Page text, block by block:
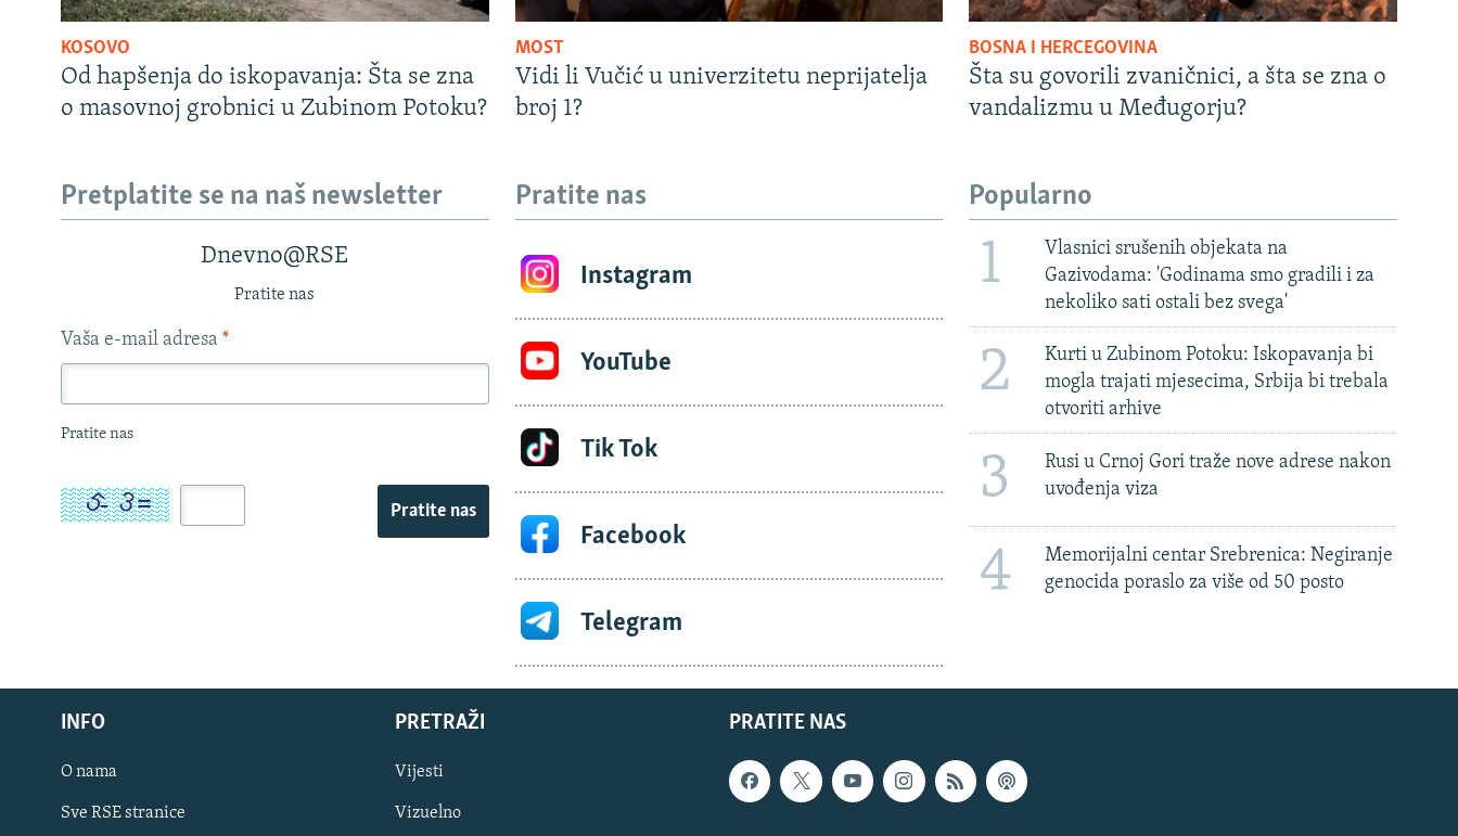
KOSOVO
Od hapšenja do iskopavanja: Šta se zna
o masovnoj grobnici u Zubinom Potoku?
MOST
Vidi li Vučić u univerzitetu neprijatelja
broj 1?
BOSNA I HERCEGOVINA
Šta su govorili zvaničnici, a šta se zna o
vandalizmu u Međugorju?
Pretplatite se na naš newsletter
Dnevno@RSE
Pratite nas
Vaša e-mail adresa *
Pratite nas
Pratite nas
Pratite nas
Instagram
YouTube
Tik Tok
Facebook
Telegram
Popularno
1
Vlasnici srušenih objekata na
Gazivodama: 'Godinama smo gradili i za
nekoliko sati ostali bez svega'
2
Kurti u Zubinom Potoku: Iskopavanja bi
mogla trajati mjesecima, Srbija bi trebala
otvoriti arhive
3
Rusi u Crnoj Gori traže nove adrese nakon
uvođenja viza
4
Memorijalni centar Srebrenica: Negiranje
genocida poraslo za više od 50 posto
PRATITE NAS
INFO
O nama
Sve RSE stranice
PRETRAŽI
Vijesti
Vizuelno